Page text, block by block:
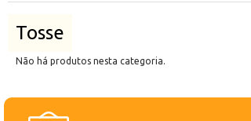
IMUNIDADE
PERFORMANCE
Tosse
Não há produtos nesta categoria.